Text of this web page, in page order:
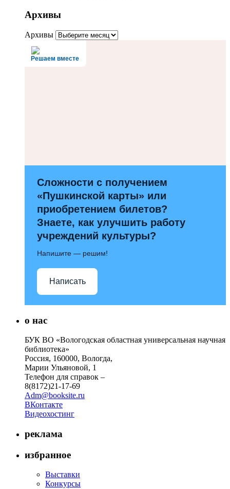
Архивы
Архивы
Решаем вместе
Сложности с получением
«Пушкинской карты» или
приобретением билетов?
Знаете, как улучшить работу
учреждений культуры?
Напишите — решим!
Написать
о нас
БУК ВО «Вологодская областная универсальная научная
библиотека»
Россия, 160000, Вологда,
Марии Ульяновой, 1
Телефон для справок –
8(8172)21-17-69
Adm@booksite.ru
ВКонтакте
Видеохостинг
реклама
избранное
Выставки
Конкурсы